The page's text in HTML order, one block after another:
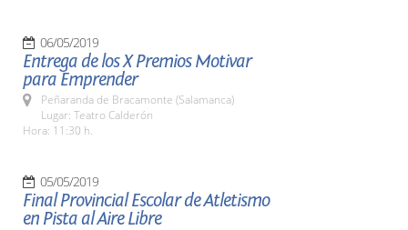
06/05/2019
Entrega de los X Premios Motivar
para Emprender
Peñaranda de Bracamonte (Salamanca)
Lugar: Teatro Calderón
Hora: 11:30 h.
05/05/2019
Final Provincial Escolar de Atletismo
en Pista al Aire Libre